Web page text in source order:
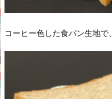
コーヒー色した食パン生地で、